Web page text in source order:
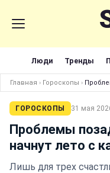
Люди Тренды
Главная › Гороскопы ›
ГОРОСКОПЫ 31 мая
Проблемы
начнут лето с
Лишь для трех